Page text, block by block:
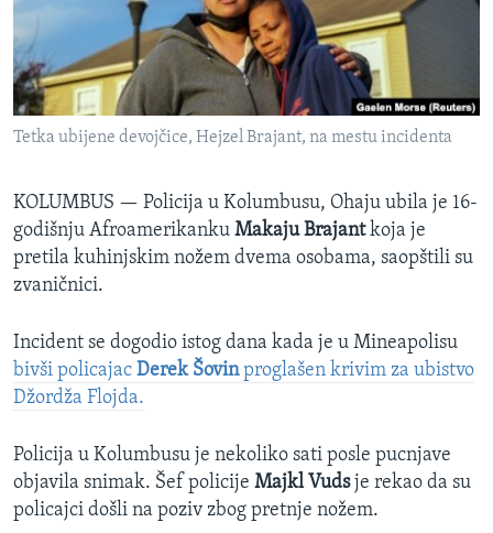
INTERVJU
Tetka ubijene devojčice, Hejzel Brajant, na mestu incidenta
KOLUMBUS — Policija u Kolumbusu, Ohaju ubila je 16-
godišnju Afroamerikanku Makaju Brajantkoja je
pretila kuhinjskim nožem dvema osobama, saopštili su
zvaničnici.
Incident se dogodio istog dana kada je u Mineapolisu
bivši policajac Derek Šovinproglašen krivim za ubistvo
Džordža Flojda.
Policija u Kolumbusu je nekoliko sati posle pucnjave
objavila snimak. Šef policije Majkl Vudsje rekao da su
policajci došli na poziv zbog pretnje nožem.